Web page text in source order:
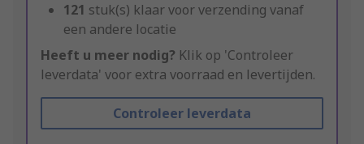
121 stuk(s) klaar voor verzending vanaf
een andere locatie
Heeft u meer nodig? Klik op 'Controleer
leverdata' voor extra voorraad en levertijden.
Controleer leverdata